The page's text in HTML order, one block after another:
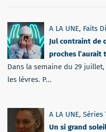
A LA UNE, Faits
Jul contraint de
proches l’aurait
Dans la semaine du 29
les lèvres. P...
A LA UNE, Séries
Un si grand